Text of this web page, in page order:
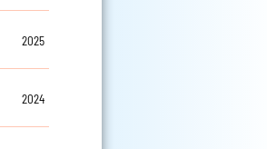
2025
2024